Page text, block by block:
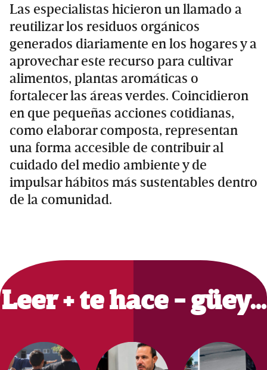
Las especialistas hicieron un llamado a
reutilizar los residuos orgánicos
generados diariamente en los hogares y a
aprovechar este recurso para cultivar
alimentos, plantas aromáticas o
fortalecer las áreas verdes. Coincidieron
en que pequeñas acciones cotidianas,
como elaborar composta, representan
una forma accesible de contribuir al
cuidado del medio ambiente y de
impulsar hábitos más sustentables dentro
de la comunidad.
Primary
Sidebar
Leer + te hace - güey…